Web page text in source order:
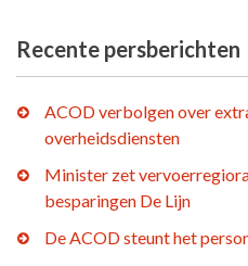
Recente persberichten
ACOD verbolgen over
overheidsdiensten
Minister zet
besparingen De Lijn
De ACOD steunt het